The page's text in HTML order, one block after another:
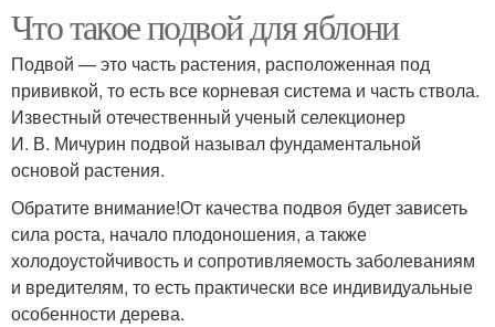
Что такое подвой для яблони
Подвой — это часть растения, расположенная под
прививкой, то есть все корневая система и часть ствола.
Известный отечественный ученый селекционер
И. В. Мичурин подвой называл фундаментальной
основой растения.
Обратите внимание!От качества подвоя будет зависеть
сила роста, начало плодоношения, а также
холодоустойчивость и сопротивляемость заболеваниям
и вредителям, то есть практически все индивидуальные
особенности дерева.